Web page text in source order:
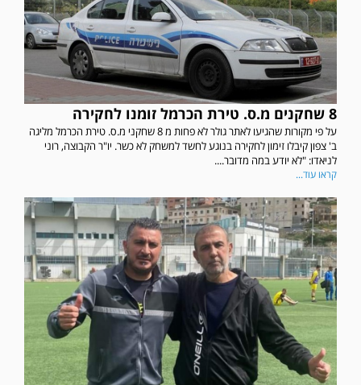
8 שחקנים מ.ס. טירת הכרמל זומנו לחקירה
על פי מקורות שהגיעו לאתר גולר לא פחות מ 8 שחקני מ.ס. טירת הכרמל מליגה
ב' צפון קיבלו זימון לחקירה בנוגע לחשד למשחק לא כשר. יו"ר הקבוצה, רוני
לניאדו: "לא יודע במה מדובר....
קראו עוד...